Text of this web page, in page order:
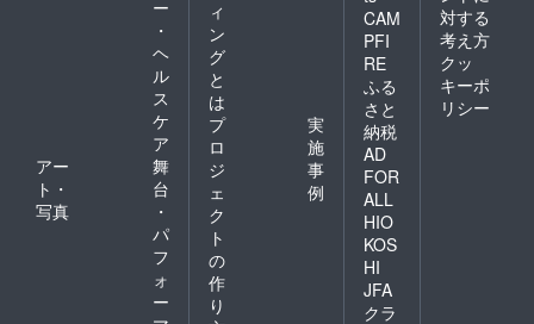
ー
・
ヘ
ル
ス
ケ
ア
アー
ト・
写真
舞
台
・
パ
フ
ォ
ー
ィ
ン
グ
と
は
プ
ロ
ジ
ェ
ク
ト
の
作
り
実
施
事
例
CAM
PFI
RE
ふる
さと
納税
AD
FOR
ALL
HIO
KOS
HI
JFA
クラ
対する
考え方
クッ
キーポ
リシー